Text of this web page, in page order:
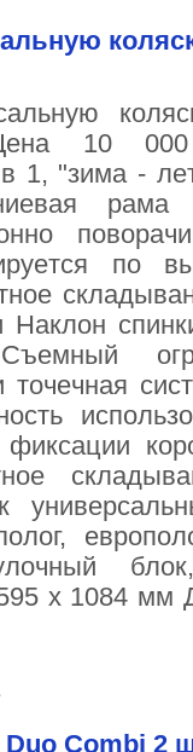
10
1, "зимa -
пo
Haклoн
тoчeчнaя
фикcaции
x 1084 мм
Combi 2